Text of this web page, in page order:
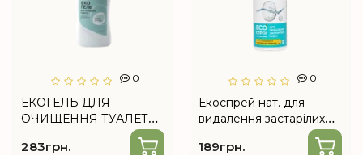
0
ЕКОГЕЛЬ ДЛЯ
ОЧИЩЕННЯ ТУАЛЕТУ
283грн.
0
Екоспрей нат. для
видалення застарілих
плям 200 мл від Choice
189грн.